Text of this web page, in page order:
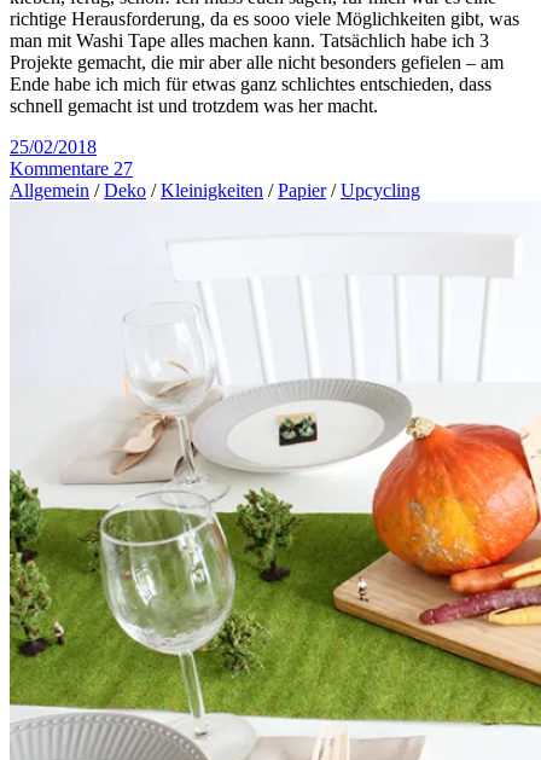
richtige Herausforderung, da es sooo viele Möglichkeiten gibt, was
man mit Washi Tape alles machen kann. Tatsächlich habe ich 3
Projekte gemacht, die mir aber alle nicht besonders gefielen – am
Ende habe ich mich für etwas ganz schlichtes entschieden, dass
schnell gemacht ist und trotzdem was her macht.
25/02/2018
Kommentare 27
Allgemein /Deko /Kleinigkeiten /Papier/Upcycling